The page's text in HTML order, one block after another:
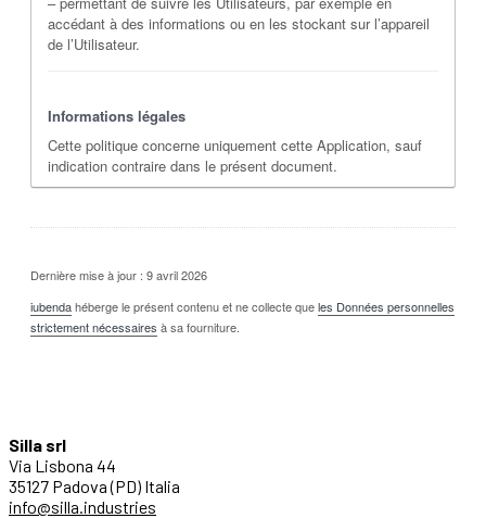
accédant à des informations ou en les stockant sur l’appareil
de l’Utilisateur.
Informations légales
Cette politique concerne uniquement cette Application, sauf
indication contraire dans le présent document.
Dernière mise à jour : 9 avril 2026
iubendahéberge le présent contenu et ne collecte queles Données personnelles
strictement nécessaires à sa fourniture.
Silla srl
Via Lisbona 44
35127 Padova (PD) Italia
info@silla.industries